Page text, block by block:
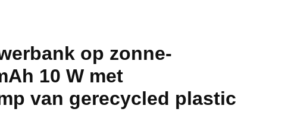
op zonne-
10 W met
van gerecycled plastic